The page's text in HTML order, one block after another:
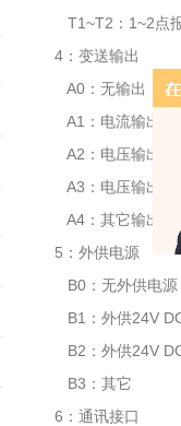
T1~T2：1~2点
4：变送输出
A0：无输出
A1：电流输出（
A2：电压输出（
A3：电压输出（
A4：其它输出
5：外供电源
B0：无外供电源
B1：外供24V
B2：外供24V
B3：其它
6：通讯接口